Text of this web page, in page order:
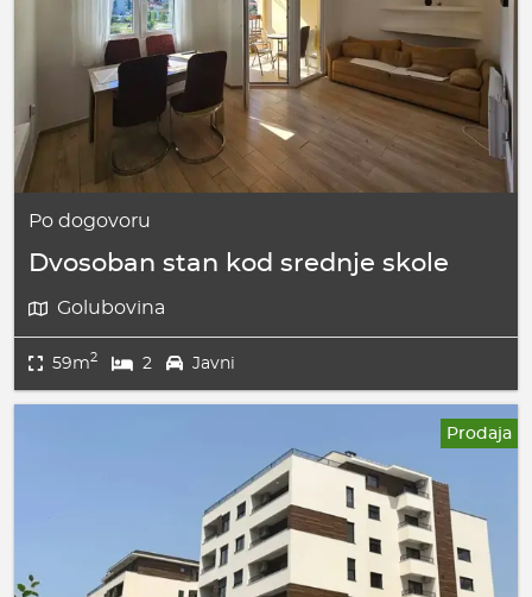
Po dogovoru
Dvosoban stan kod srednje skole
Golubovina
59m2 2 Javni
Prodaja